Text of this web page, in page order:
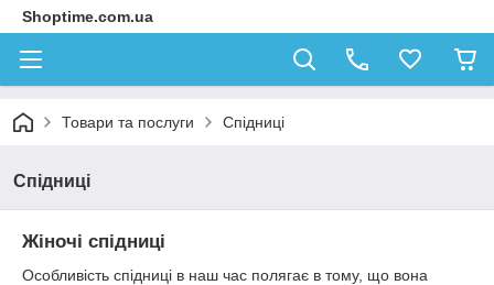
Shoptime.com.ua
Товари та послуги Спідниці
Спідниці
Жіночі спідниці
Особливість спідниці в наш час полягає в тому, що вона